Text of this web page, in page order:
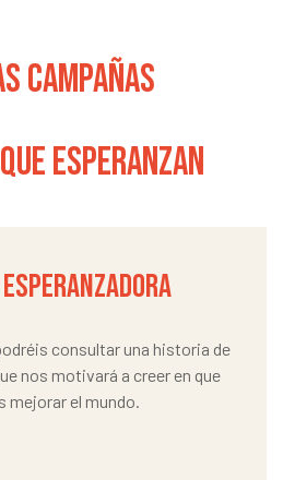
campañas
ESPERANZAN
consultar una historia de
nos motivará a creer en que
mejorar el mundo.